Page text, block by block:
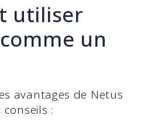
utiliser
un
avantages de Netus
: